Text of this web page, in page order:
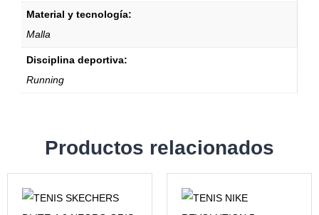
Material y tecnología:
Malla
Disciplina deportiva:
Running
Productos relacionados